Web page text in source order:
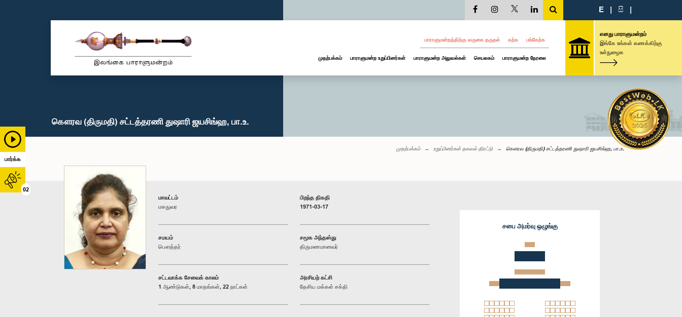
பார்க்க
02
E | සි |
பாராளுமன்றத்திற்கு வருகை தருதல் கற்க பங்கேற்க
முதற்பக்கம் பாராளுமன்ற உறுப்பினர்கள் பாராளுமன்ற அலுவல்கள் செயலகம் பாராளுமன்ற நேரலை
எனது பாராளுமன்றம்
இங்கே உங்கள் கணக்கிற்கு
உள்நுழைக
கௌரவ (திருமதி) சட்டத்தரணி துஷாரி ஜயசிங்ஹ, பா.உ.
முதற்பக்கம் உறுப்பினர்கள் தகவல் திரட்டு கௌரவ (திருமதி) சட்டத்தரணி துஷாரி ஜயசிங்ஹ, பா.உ.
மாவட்டம்
மகநுவர
பிறந்த திகதி
1971-03-17
சமயம்
பௌத்தர்
சமூக அந்தஸ்து
திருமணமானவர்
சட்டவாக்க சேவைக் காலம்
1 ஆண்டுகள், 8 மாதங்கள், 22 நாட்கள்
அரசியற் கட்சி
தேசிய மக்கள் சக்தி
சபை அமர்வு ஒழுங்கு